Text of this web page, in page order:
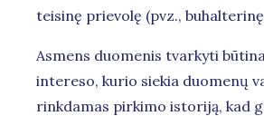
teisinę prievolę (pvz.,
Asmens duomenis tvarkyti
intereso, kurio siekia duomenų
rinkdamas pirkimo istoriją, kad